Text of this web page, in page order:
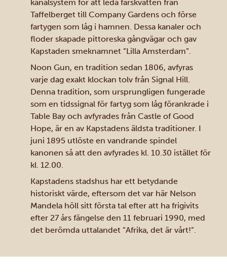
kanalsystem för att leda färskvatten från
Taffelberget till Company Gardens och förse
fartygen som låg i hamnen. Dessa kanaler och
floder skapade pittoreska gångvägar och gav
Kapstaden smeknamnet ”Lilla Amsterdam”.
Noon Gun, en tradition sedan 1806, avfyras
varje dag exakt klockan tolv från Signal Hill.
Denna tradition, som ursprungligen fungerade
som en tidssignal för fartyg som låg förankrade i
Table Bay och avfyrades från Castle of Good
Hope, är en av Kapstadens äldsta traditioner. I
juni 1895 utlöste en vandrande spindel
kanonen så att den avfyrades kl. 10.30 istället för
kl. 12.00.
Kapstadens stadshus har ett betydande
historiskt värde, eftersom det var här Nelson
Mandela höll sitt första tal efter att ha frigivits
efter 27 års fängelse den 11 februari 1990, med
det berömda uttalandet ”Afrika, det är vårt!”.